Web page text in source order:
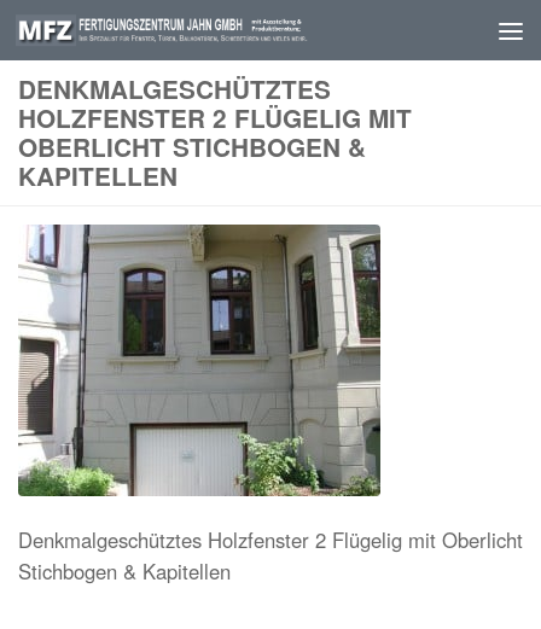
Skip to content
DENKMALGESCHÜTZTES
HOLZFENSTER 2 FLÜGELIG MIT
OBERLICHT STICHBOGEN &
KAPITELLEN
Denkmalgeschütztes Holzfenster 2 Flügelig mit Oberlicht
Stichbogen & Kapitellen